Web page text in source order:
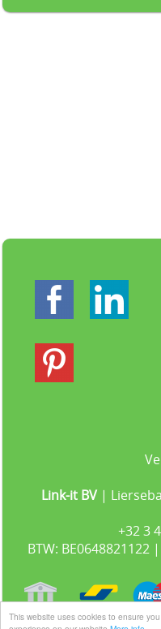
This website uses cookies to ensure
Link-it BV |
+32 3
BTW: BE0648821122